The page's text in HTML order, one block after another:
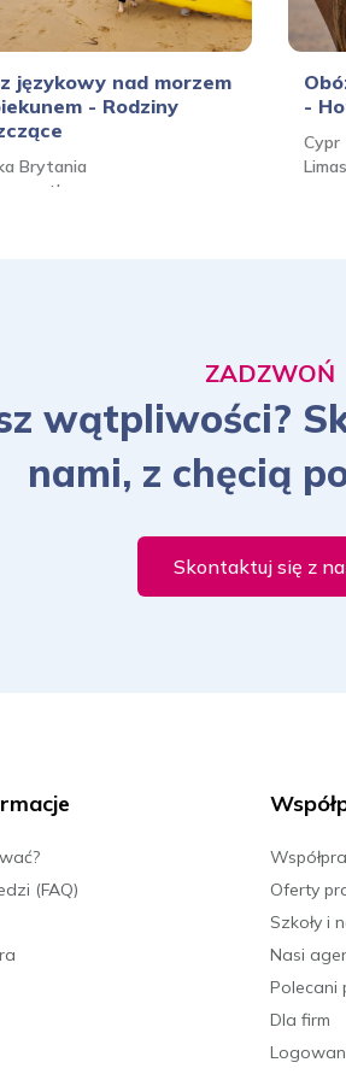
2029
1129
1129
2029
1129
językowy nad morzem
- Rodziny
Brytania
-
Cypr
ZADZWOŃ
wątpliwości?
nami, z chęcią
Skontaktuj się z
(FAQ)
Oferty
Szkoły i
Nasi
Polecani
Dla firm